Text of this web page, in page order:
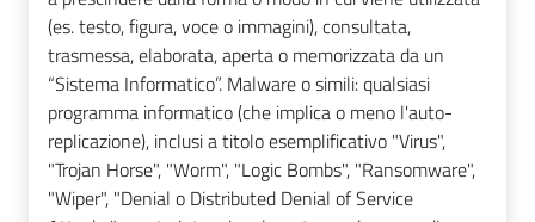
(es. testo, figura, voce o immagini), consultata,
trasmessa, elaborata, aperta o memorizzata da un
“Sistema Informatico”. Malware o simili: qualsiasi
programma informatico (che implica o meno l'auto-
replicazione), inclusi a titolo esemplificativo "Virus",
"Trojan Horse", "Worm", "Logic Bombs", "Ransomware",
"Wiper", "Denial o Distributed Denial of Service